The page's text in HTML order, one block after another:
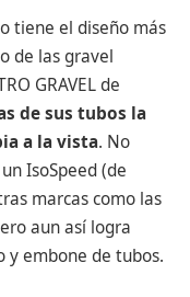
tiene el diseño más
de las gravel
GRAVEL de
de sus tubos la
a la vista. No
IsoSpeed (de
marcas como las
aun así logra
y embone de tubos.